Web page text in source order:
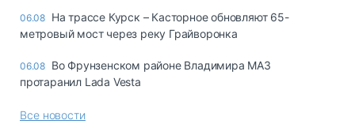
06.08 На трассе Курск – Касторное обновляют 65-
метровый мост через реку Грайворонка
06.08 Во Фрунзенском районе Владимира МАЗ
протаранил Lada Vesta
Все новости